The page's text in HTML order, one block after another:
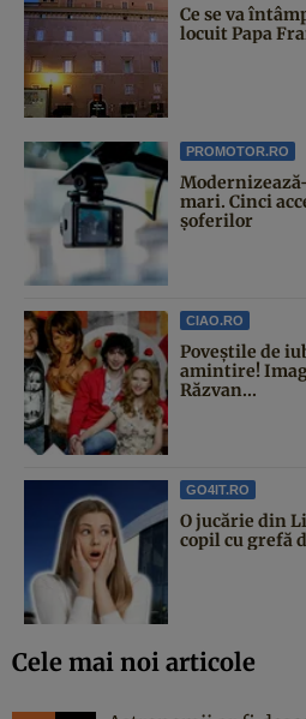
Ce se va
locuit Papa
PROMOTOR.RO
mari. Cinci
șoferilor
CIAO.RO
Poveştile de
amintire!
Răzvan...
GO4IT.RO
O jucărie din
copil cu grefă
Cele mai noi articole